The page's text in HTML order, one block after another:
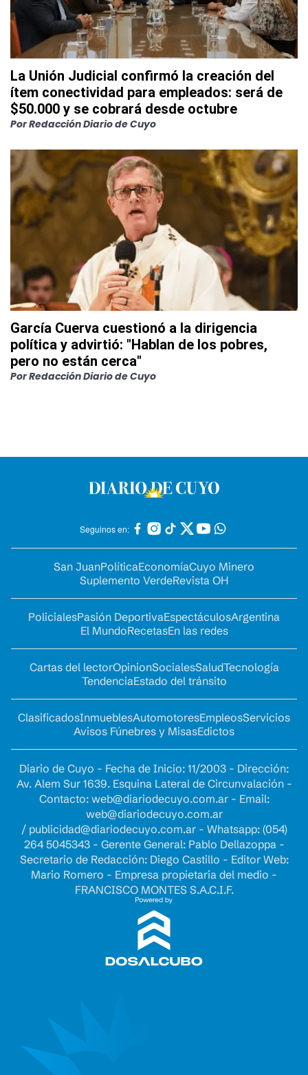
La Unión Judicial confirmó la creación del
ítem conectividad para empleados: será de
$50.000 y se cobrará desde octubre
PorRedacción Diario de Cuyo
García Cuerva cuestionó a la dirigencia
política y advirtió: "Hablan de los pobres,
pero no están cerca"
PorRedacción Diario de Cuyo
Seguinos en:
San JuanPolíticaEconomíaCuyo Minero
Suplemento VerdeRevista OH
PolicialesPasión DeportivaEspectáculosArgentina
El MundoRecetasEn las redes
Cartas del lectorOpinionSocialesSaludTecnología
TendenciaEstado del tránsito
ClasificadosInmueblesAutomotoresEmpleosServicios
Avisos Fúnebres y MisasEdictos
Diario de Cuyo - Fecha de Inicio: 11/2003 - Dirección:
Av. Alem Sur 1639. Esquina Lateral de Circunvalación -
Contacto: web@diariodecuyo.com.ar- Email:
web@diariodecuyo.com.ar
/ publicidad@diariodecuyo.com.ar- Whatsapp: (054)
264 5045343 - Gerente General: Pablo Dellazoppa -
Secretario de Redacción: Diego Castillo - Editor Web:
Mario Romero - Empresa propietaria del medio -
FRANCISCO MONTES S.A.C.I.F.